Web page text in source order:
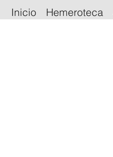
Inicio Hemeroteca